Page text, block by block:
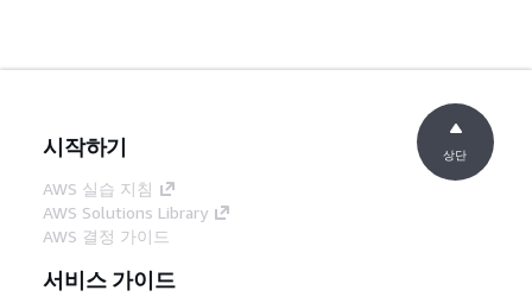
시작하기
AWS 실습 지침
AWS Solutions Library
AWS 결정 가이드
서비스 가이드
상단